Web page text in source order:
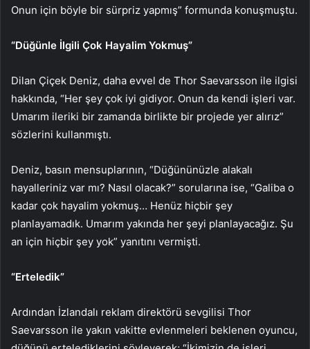
Onun için böyle bir sürpriz yapmış” formunda konuşmuştu.
“Düğünle İlgili Çok Hayalim Yokmuş”
Dilan Çiçek Deniz, daha evvel de Thor Saevarsson ile ilgisi
hakkında, “Her şey çok iyi gidiyor. Onun da kendi işleri var.
Umarım ileriki bir zamanda birlikte bir projede yer alırız”
sözlerini kullanmıştı.
Deniz, basın mensuplarının, “Düğününüzle alakalı
hayalleriniz var mı? Nasıl olacak?” sorularına ise, “Galiba o
kadar çok hayalim yokmuş… Henüz hiçbir şey
planlayamadık. Umarım yakında her şeyi planlayacağız. Şu
an için hiçbir şey yok” yanıtını vermişti.
“Erteledik”
Ardından İzlandalı reklam direktörü sevgilisi Thor
Saevarsson ile yakın vakitte evlenmeleri beklenen oyuncu,